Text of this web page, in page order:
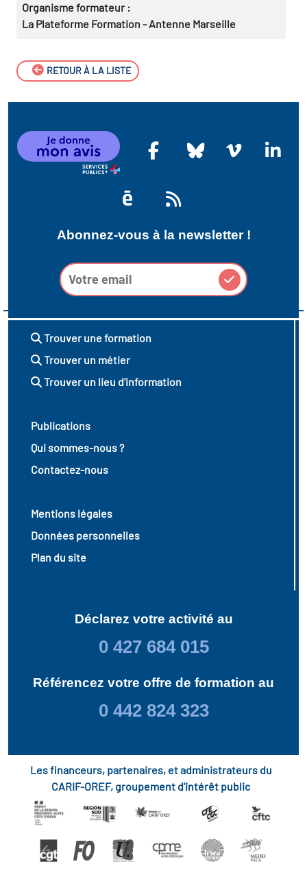
Organisme formateur :
La Plateforme Formation - Antenne Marseille
RETOUR À LA LISTE
Abonnez-vous à la newsletter !
Trouver une formation
Trouver un métier
Trouver un lieu d'information
Publications
Qui sommes-nous ?
Contactez-nous
Mentions légales
Données personnelles
Plan du site
Déclarez votre activité au
0 427 684 015
Référencez votre offre de formation au
0 442 824 323
Les financeurs, partenaires, et administrateurs du
CARIF-OREF, groupement d'intérêt public